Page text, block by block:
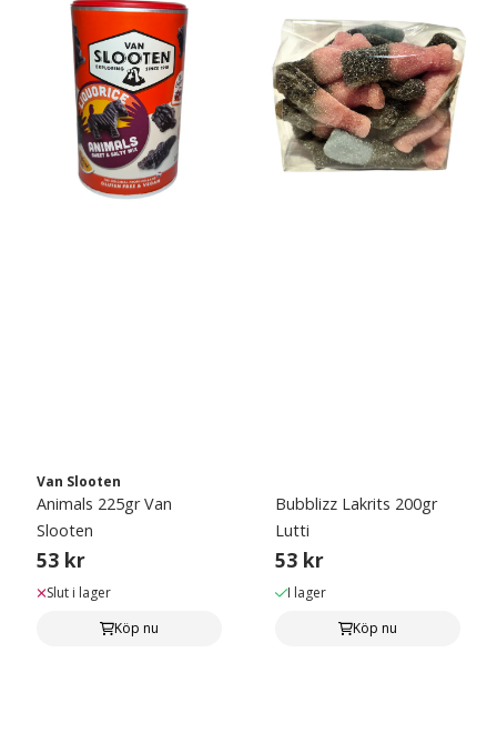
Van Slooten
Animals 225gr Van
Slooten
53 kr
Slut i lager
Köp nu
Bubblizz Lakrits 200gr
Lutti
53 kr
I lager
Köp nu